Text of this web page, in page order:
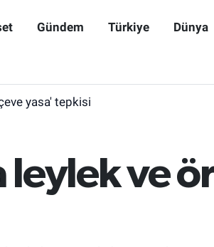
Gündem Türkiye Dünya
yasa' tepkisi
leylek ve